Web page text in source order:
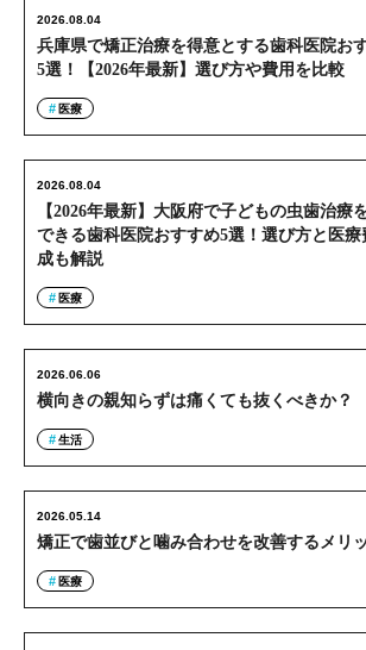
兵庫県で矯正治療を得意とする歯科医院お
5選！【2026年最新】選び方や費用を比較
2026.08.04
医療
【2026年最新】大阪府で子どもの虫歯治療
できる歯科医院おすすめ5選！選び方と医療
成も解説
2026.08.04
医療
横向きの親知らずは痛くても抜くべきか？
2026.06.06
生活
矯正で歯並びと噛み合わせを改善するメリ
2026.05.14
医療